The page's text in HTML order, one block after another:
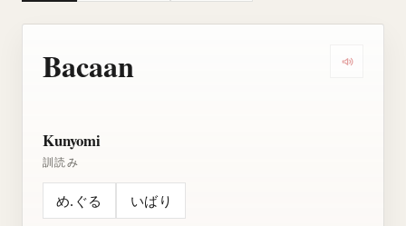
Bacaan
Kunyomi
訓読み
め.ぐる いばり